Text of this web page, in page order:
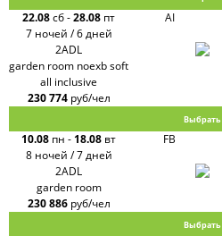
22.08сб-28.08 пт
7 ночей / 6 дней
AI
2ADL
garden room noexb soft
all inclusive
230 774 руб/чел
Выбрать
10.08 пн - 18.08 вт
8 ночей / 7 дней
FB
2ADL
garden room
230 886 руб/чел
Выбрать